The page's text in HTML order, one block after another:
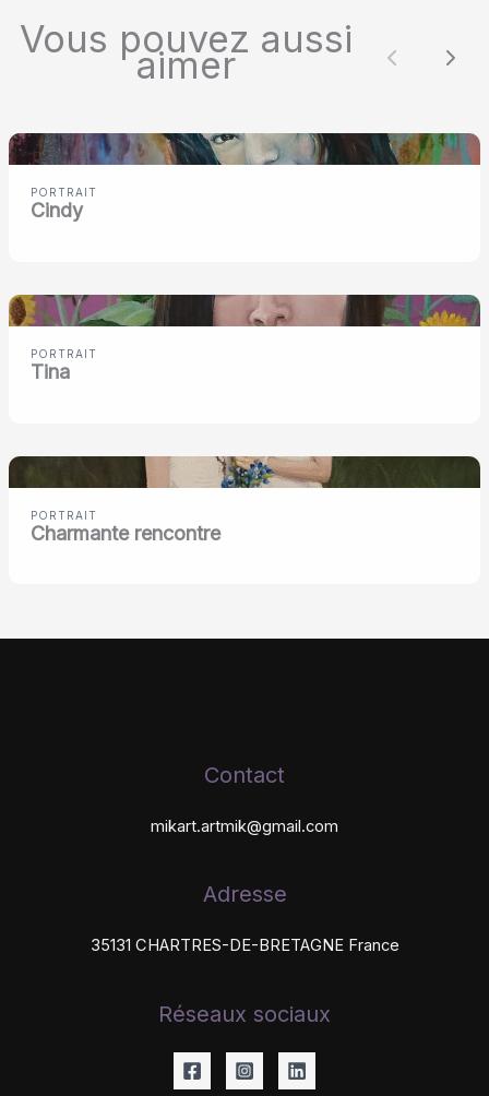
Vous pouvez aussi
aimer
PORTRAIT
Cindy
PORTRAIT
Tina
PORTRAIT
Charmante rencontre
Contact
mikart.artmik@gmail.com
Adresse
35131 CHARTRES-DE-BRETAGNE France
Réseaux sociaux